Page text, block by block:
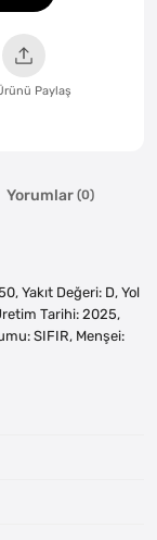
Paylaş
Yorumlar (0)
Yakıt Değeri: D, Yol
Tarihi: 2025,
SIFIR, Menşei: